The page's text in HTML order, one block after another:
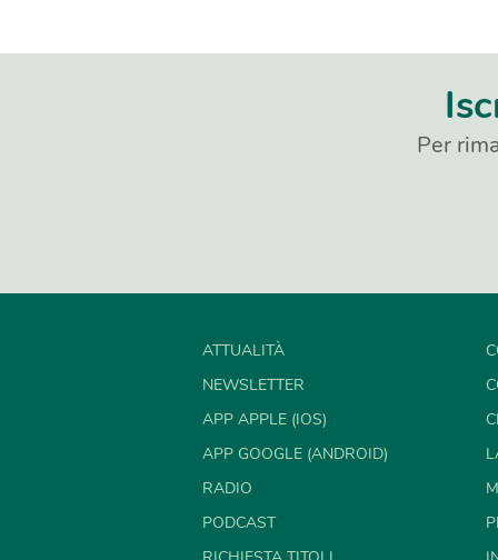
Per
ATTUALITÀ
NEWSLETTER
APP APPLE (IOS)
APP GOOGLE (ANDROID)
RADIO
PODCAST